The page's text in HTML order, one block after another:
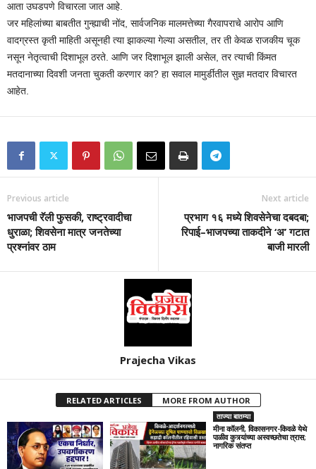
आता उघडपणे विचारला जात आहे.
जर महिलांच्या बाबतीत गुन्ह्याची नोंद, सार्वजनिक मालमत्तेच्या गैरवापराचे आरोप आणि
वादग्रस्त कृती माहिती असूनही त्या झाकल्या गेल्या असतील, तर ती केवळ राजकीय चूक
नसून नेतृत्वाची दिशाभूल ठरते. आणि जर दिशाभूल झाली असेल, तर त्याची किंमत
मतदानाच्या दिवशी जनता चुकती करणार का? हा सवाल मामुर्डीतील सुज्ञ मतदार विचारत
आहेत.
Previous article
भाजपची रॅली फुसकी, राष्ट्रवादीचा
धुराळा; शिवसेना मात्र जनतेच्या
प्रश्नांवर ठाम
Next article
प्रभाग १६ मध्ये शिवसेनेचा दबदबा;
रिपाई–भाजपच्या ताकदीने ‘अ’ गटात
बाजी मारली
Prajecha Vikas
RELATED ARTICLES MORE FROM AUTHOR
ताज्या बातम्या
मीना कॉलनी, विकासनगर-किवळे येथे
पाळीव कुत्र्यांच्या अस्वच्छतेचा त्रास;
नागरिक संतप्त